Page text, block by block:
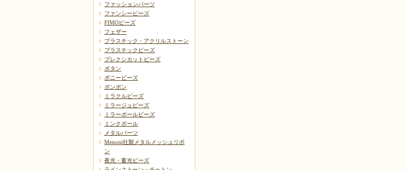
ファッションパーツ
ファンシービーズ
FIMOビーズ
フェザー
プラスチック・アクリルストーン
プラスチックビーズ
プレクシカットビーズ
ボタン
ポニービーズ
ポンポン
ミラクルビーズ
ミラージュビーズ
ミラーボールビーズ
ミンクボール
メタルパーツ
Menoni社製メタルメッシュリボ
ン
夜光・蓄光ビーズ